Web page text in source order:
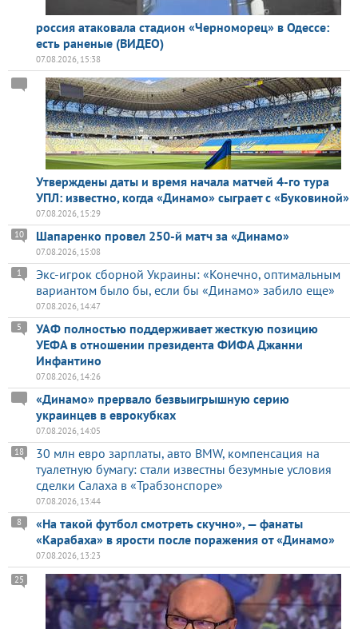
россия атаковала стадион «Черноморец» в Одессе:
есть раненые (ВИДЕО)
07.08.2026, 15:38
Утверждены даты и время начала матчей 4-го тура
УПЛ: известно, когда «Динамо» сыграет с «Буковиной»
07.08.2026, 15:29
Шапаренко провел 250-й матч за «Динамо»
10
07.08.2026, 15:08
Экс-игрок сборной Украины: «Конечно, оптимальным
вариантом было бы, если бы «Динамо» забило еще»
1
07.08.2026, 14:47
УАФ полностью поддерживает жесткую позицию
УЕФА в отношении президента ФИФА Джанни
Инфантино
5
07.08.2026, 14:26
«Динамо» прервало безвыигрышную серию
украинцев в еврокубках
07.08.2026, 14:05
30 млн евро зарплаты, авто BMW, компенсация на
туалетную бумагу: стали известны безумные условия
сделки Салаха в «Трабзонспоре»
18
07.08.2026, 13:44
«На такой футбол смотреть скучно», — фанаты
«Карабаха» в ярости после поражения от «Динамо»
8
07.08.2026, 13:23
25